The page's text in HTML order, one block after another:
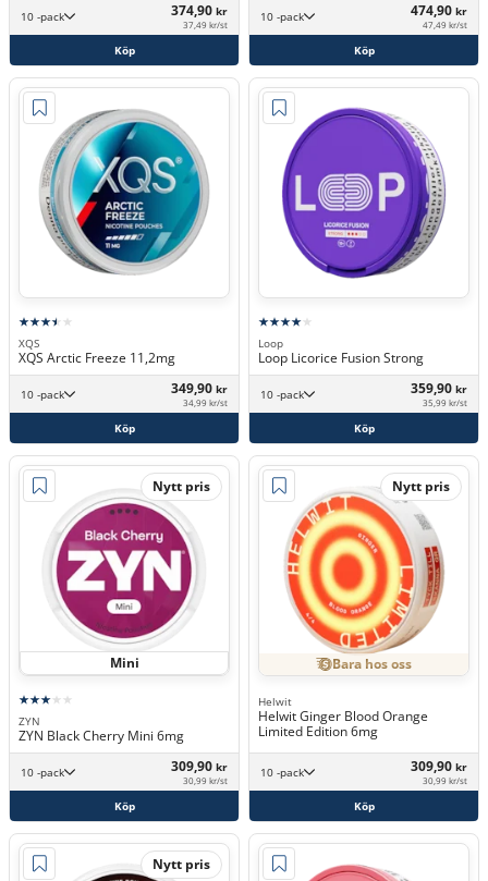
10 -pack 374,90 kr
37,49 kr/st
Köp
10 -pack 474,90 kr
47,49 kr/st
Köp
XQS
XQS Arctic Freeze 11,2mg
10 -pack 349,90 kr
34,99 kr/st
Köp
Loop
Loop Licorice Fusion Strong
10 -pack 359,90 kr
35,99 kr/st
Köp
Nytt pris
Mini
ZYN
ZYN Black Cherry Mini 6mg
10 -pack 309,90 kr
30,99 kr/st
Köp
Nytt pris
Bara hos oss
Helwit
Helwit Ginger Blood Orange
Limited Edition 6mg
10 -pack 309,90 kr
30,99 kr/st
Köp
Nytt pris